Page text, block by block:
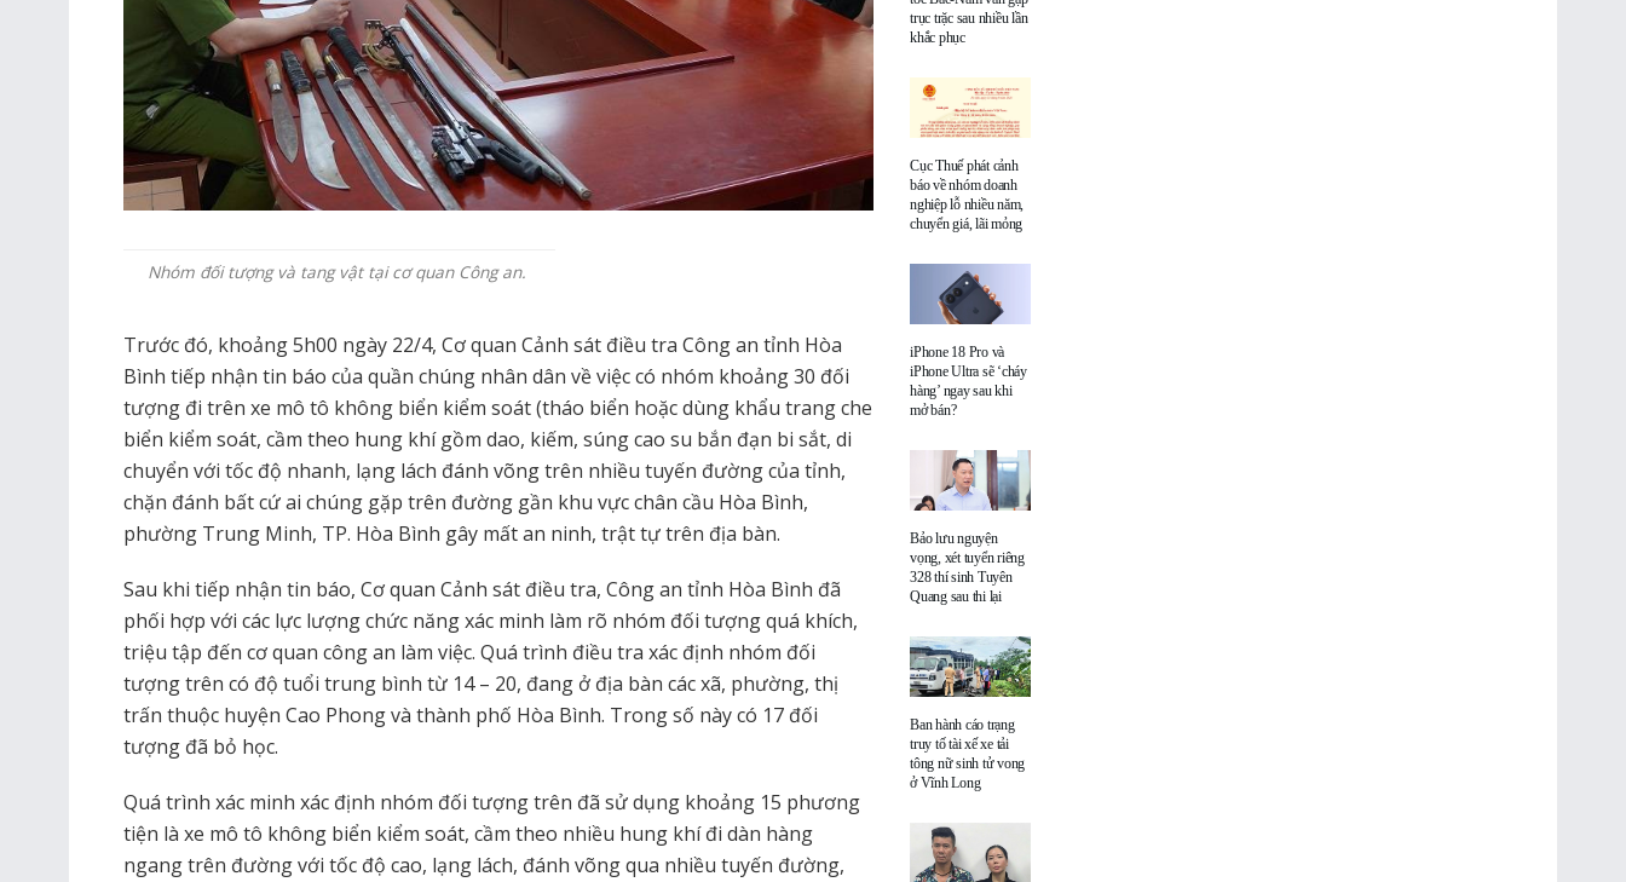
Nhóm đối tượng và tang vật tại cơ quan Công an.
Trước đó, khoảng 5h00 ngày 22/4, Cơ quan Cảnh sát điều tra Công an tỉnh Hòa
Bình tiếp nhận tin báo của quần chúng nhân dân về việc có nhóm khoảng 30 đối
tượng đi trên xe mô tô không biển kiểm soát (tháo biển hoặc dùng khẩu trang che
biển kiểm soát, cầm theo hung khí gồm dao, kiếm, súng cao su bắn đạn bi sắt, di
chuyển với tốc độ nhanh, lạng lách đánh võng trên nhiều tuyến đường của tỉnh,
chặn đánh bất cứ ai chúng gặp trên đường gần khu vực chân cầu Hòa Bình,
phường Trung Minh, TP. Hòa Bình gây mất an ninh, trật tự trên địa bàn.
Sau khi tiếp nhận tin báo, Cơ quan Cảnh sát điều tra, Công an tỉnh Hòa Bình đã
phối hợp với các lực lượng chức năng xác minh làm rõ nhóm đối tượng quá khích,
triệu tập đến cơ quan công an làm việc. Quá trình điều tra xác định nhóm đối
tượng trên có độ tuổi trung bình từ 14 – 20, đang ở địa bàn các xã, phường, thị
trấn thuộc huyện Cao Phong và thành phố Hòa Bình. Trong số này có 17 đối
tượng đã bỏ học.
Quá trình xác minh xác định nhóm đối tượng trên đã sử dụng khoảng 15 phương
tiện là xe mô tô không biển kiểm soát, cầm theo nhiều hung khí đi dàn hàng
ngang trên đường với tốc độ cao, lạng lách, đánh võng qua nhiều tuyến đường,
trục trặc sau nhiều lần
khắc phục
Cục Thuế phát cảnh
báo về nhóm doanh
nghiệp lỗ nhiều năm,
chuyển giá, lãi mỏng
iPhone 18 Pro và
iPhone Ultra sẽ ‘cháy
hàng’ ngay sau khi
mở bán?
Bảo lưu nguyện
vọng, xét tuyển riêng
328 thí sinh Tuyên
Quang sau thi lại
Ban hành cáo trạng
truy tố tài xế xe tải
tông nữ sinh tử vong
ở Vĩnh Long